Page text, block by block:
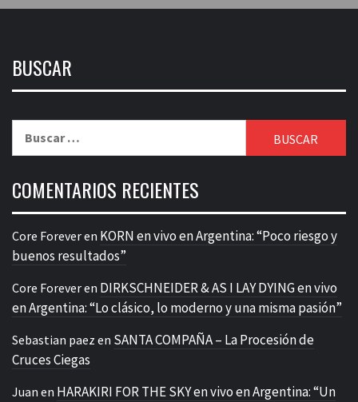
BUSCAR
COMENTARIOS RECIENTES
Core Foreveren KORN en vivo en Argentina: “Poco riesgo y
buenos resultados”
Core Foreveren DIRKSCHNEIDER & AS I LAY DYING en vivo
en Argentina: “Lo clásico, lo moderno y una misma pasión”
Sebastian paez en SANTA COMPAÑA – La Procesión de
Cruces Ciegas
Juan en HARAKIRI FOR THE SKY en vivo en Argentina: “Un